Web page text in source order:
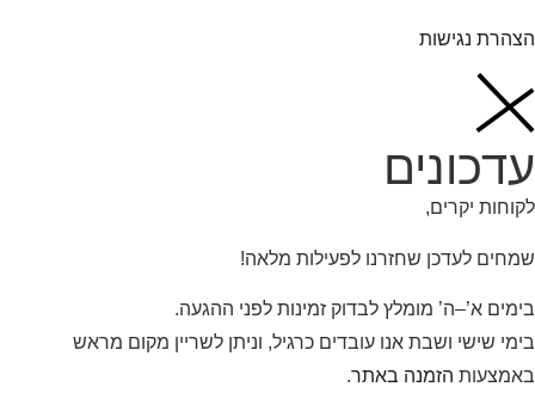
הצהרת נגישות
עדכונים
לקוחות יקרים,
שמחים לעדכן שחזרנו לפעילות מלאה!
בימים א’–ה’ מומלץ לבדוק זמינות לפני ההגעה.
בימי שישי ושבת אנו עובדים כרגיל, וניתן לשריין מקום מראש
באמצעות הזמנה באתר.